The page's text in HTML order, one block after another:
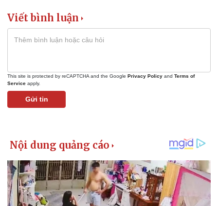
Viết bình luận
This site is protected by reCAPTCHA and the Google Privacy Policy and Terms of
Service apply.
Gửi tin